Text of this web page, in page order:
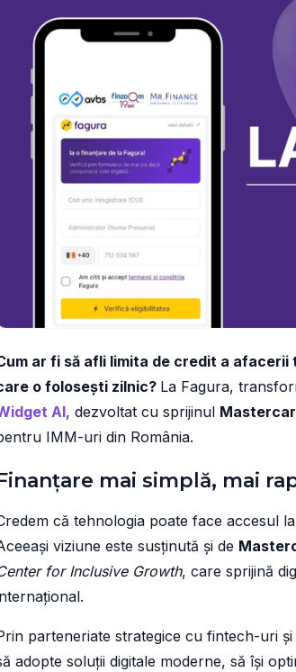
ar fi să afli limita de credit a
o folosești zilnic? La Fagura,
AI, dezvoltat cu sprijinul
IMM-uri din România.
mai simplă, mai
că tehnologia poate face accesul
viziune este susținută și de
for Inclusive Growth, care sprijină
parteneriate strategice cu fintech-uri
adopte soluții digitale moderne, să își